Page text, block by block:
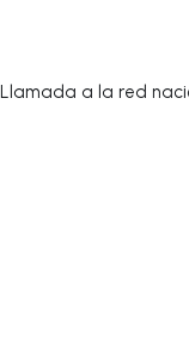
Llamada a la red